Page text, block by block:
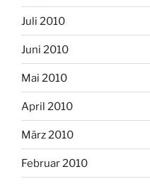
Juli 2010
Juni 2010
Mai 2010
April 2010
März 2010
Februar 2010